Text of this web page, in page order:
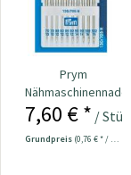
Prym
Nähmaschinennadeln
130/705
Universal...
7,60 € * / Stück
Grundpreis (0,76 € * / 1 Stück)